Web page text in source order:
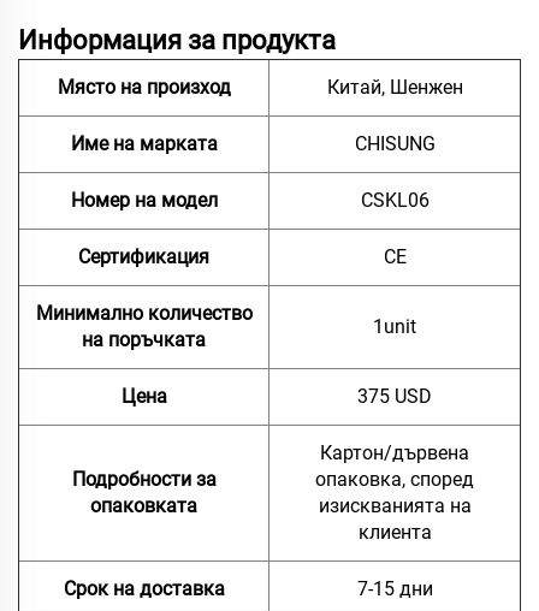
Информация за продукта
Място на произход Китай, Шенжен
Име на марката CHISUNG
Номер на модел CSKL06
Сертификация CE
Минимално количество
на поръчката
1unit
Цена 375 USD
Подробности за
опаковката
Картон/дървена
опаковка, според
изискванията на
клиента
Срок на доставка 7-15 дни